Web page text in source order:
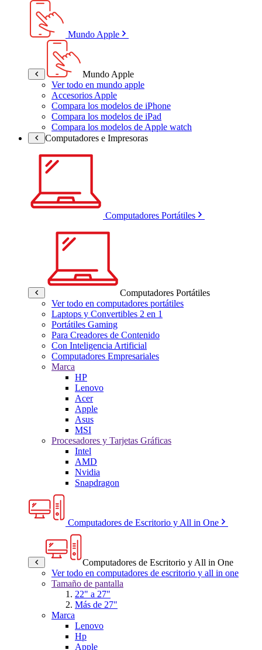
Mundo Apple
Mundo Apple
Ver todo en mundo apple
Accesorios Apple
Compara los modelos de iPhone
Compara los modelos de iPad
Compara los modelos de Apple watch
Computadores e Impresoras
Computadores Portátiles
Computadores Portátiles
Ver todo en computadores portátiles
Laptops y Convertibles 2 en 1
Portátiles Gaming
Para Creadores de Contenido
Con Inteligencia Artificial
Computadores Empresariales
Marca
HP
Lenovo
Acer
Apple
Asus
MSI
Procesadores y Tarjetas Gráficas
Intel
AMD
Nvidia
Snapdragon
Computadores de Escritorio y All in One
Computadores de Escritorio y All in One
Ver todo en computadores de escritorio y all in one
Tamaño de pantalla
22" a 27"
Más de 27"
Marca
Lenovo
Hp
Apple